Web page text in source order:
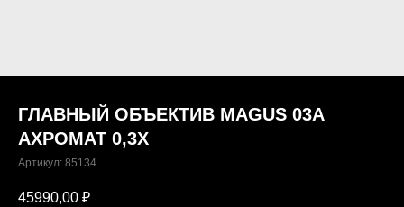
ГЛАВНЫЙ ОБЪЕКТИВ MAGUS 03A
АХРОМАТ 0,3Х
Артикул: 85134
45990,00 ₽